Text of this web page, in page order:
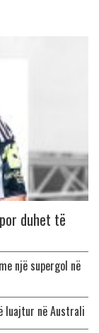
duhet të
një supergol në
luajtur në Australi